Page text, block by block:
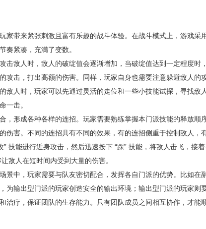
家带来紧张刺激且富有乐趣的战斗体验。在战斗模式上，游戏采
奏紧凑，充满了变数。
敌人时，敌人的破绽值会逐渐增加，当破绽值达到一定程度时
击，打出高额的伤害。同样，玩家自身也需要注意躲避敌人的
人时，玩家可以先通过灵活的走位和一些小技能试探，寻找敌
一击。
形成各种各样的连招。玩家需要熟练掌握本门派技能的释放顺
害。不同的连招具有不同的效果，有的连招侧重于控制敌人，
技能进行近身攻击，然后迅速按下 “踩” 技能，将敌人击飞，接
敌人在短时间内受到大量的伤害。
景中，玩家需要与队友密切配合，发挥各自门派的优势。比如在
输出型门派的玩家创造安全的输出环境；输出型门派的玩家则
疗，保证团队的生存能力。只有团队成员之间相互协作，才能